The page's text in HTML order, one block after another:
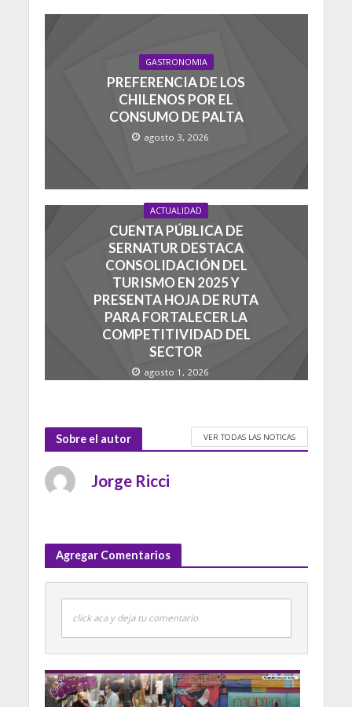
GASTRONOMIA
PREFERENCIA DE LOS
CHILENOS POR EL
CONSUMO DE PALTA
agosto 3, 2026
ACTUALIDAD
CUENTA PÚBLICA DE
SERNATUR DESTACA
CONSOLIDACIÓN DEL
TURISMO EN 2025 Y
PRESENTA HOJA DE RUTA
PARA FORTALECER LA
COMPETITIVIDAD DEL
SECTOR
agosto 1, 2026
Sobre el autor VER TODAS LAS NOTICAS
Jorge Ricci
Agregar Comentarios
click aca y deja tu comentario